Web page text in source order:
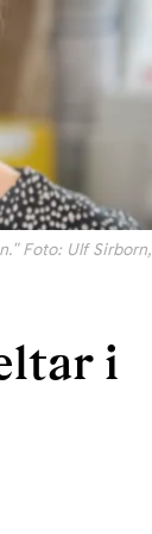
Foto: Ulf Sirborn,
i